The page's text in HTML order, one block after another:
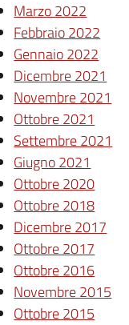
Marzo 2022
Febbraio 2022
Gennaio 2022
Dicembre 2021
Novembre 2021
Ottobre 2021
Settembre 2021
Giugno 2021
Ottobre 2020
Ottobre 2018
Dicembre 2017
Ottobre 2017
Ottobre 2016
Novembre 2015
Ottobre 2015